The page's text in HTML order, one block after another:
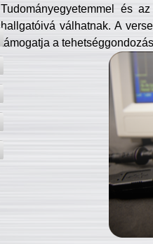
Tudományegyetemmel és
hallgatóivá válhatnak. A
támogatja a